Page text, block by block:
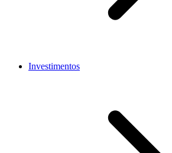
Investimentos